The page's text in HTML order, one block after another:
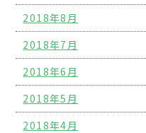
2018年8月
2018年7月
2018年6月
2018年5月
2018年4月